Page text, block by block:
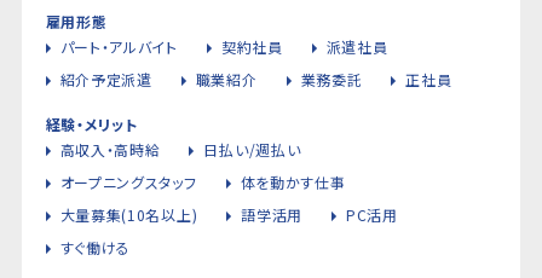
雇用形態
パート・アルバイト
契約社員
派遣社員
紹介予定派遣
職業紹介 業務委託 正社員
経験・メリット
高収入・高時給
日払い/週払い
オープニングスタッフ
体を動かす仕事
大量募集(10名以上)
語学活用
PC活用
すぐ働ける